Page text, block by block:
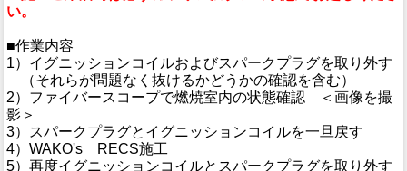
い。
■作業内容
1）イグニッションコイルおよびスパークプラグを取り外す
（それらが問題なく抜けるかどうかの確認を含む）
2）ファイバースコープで燃焼室内の状態確認 ＜画像を撮
影＞
3）スパークプラグとイグニッションコイルを一旦戻す
4）WAKO's RECS施工
5）再度イグニッションコイルとスパークプラグを取り外す